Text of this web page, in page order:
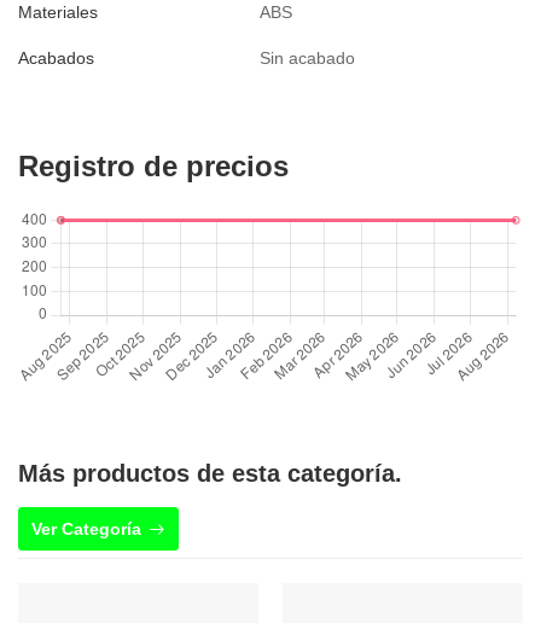
Materiales ABS
Acabados Sin acabado
Registro de precios
Más productos de esta categoría.
Ver Categoría